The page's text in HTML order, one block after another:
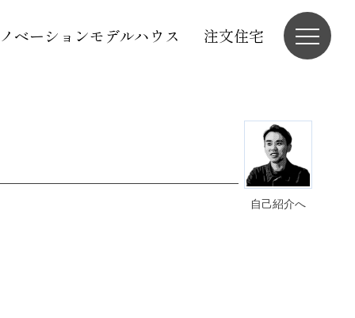
ベーションモデルハウス 注文住宅
自己紹介へ